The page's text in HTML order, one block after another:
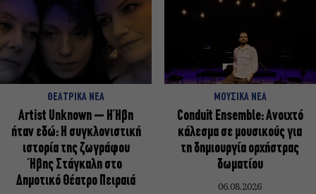
ΘΕΑΤΡΙΚΑ ΝΕΑ
Artist Unknown – Η Ήβη
ήταν εδώ: Η συγκλονιστική
ιστορία της ζωγράφου
Ήβης Στάγκαλη στο
Δημοτικό Θέατρο Πειραιά
ΜΟΥΣΙΚΑ ΝΕΑ
Conduit Ensemble: Ανοιχτό
κάλεσμα σε μουσικούς για
τη δημιουργία ορχήστρας
δωματίου
06.08.2026